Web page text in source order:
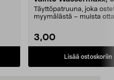
Täyttöpatruuna, joka
myymälästä – muista
3,00
Lisää ostoskoriin